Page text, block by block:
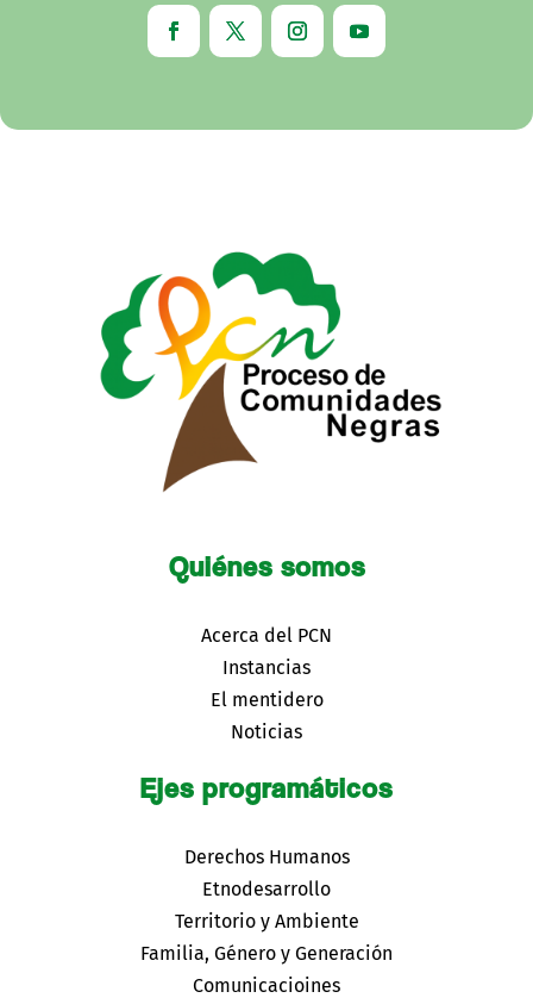
Quiénes somos
Acerca del PCN
Instancias
El mentidero
Noticias
Ejes programáticos
Derechos Humanos
Etnodesarrollo
Territorio y Ambiente
Familia, Género y Generación
Comunicacioines